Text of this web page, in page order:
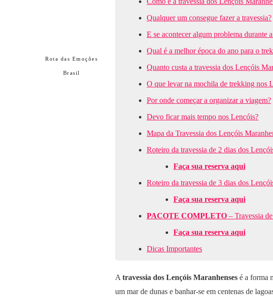
Rota das Emoções
Brasil
Qualquer um consegue fazer a travessia?
E se acontecer algum problema durante
Qual é a melhor época do ano para o
Quanto custa a travessia dos Lençóis
O que levar na mochila de trekking nos
Por onde começar a organizar a viagem?
Devo ficar mais tempo nos Lençóis?
Mapa da Travessia dos Lençóis
Roteiro da travessia de 2 dias dos
Faça sua reserva aqui
Roteiro da travessia de 3 dias dos
Faça sua reserva aqui
PACOTE COMPLETO – Travessia
Faça sua reserva aqui
Dicas Importantes
A travessia dos Lençóis Maranhenses é a forma
um mar de dunas e banhar-se em centenas de